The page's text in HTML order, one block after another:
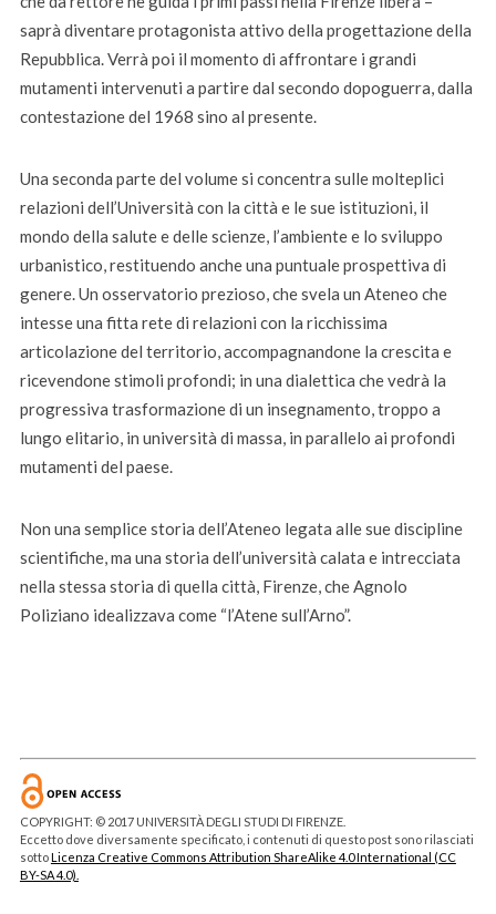
saprà diventare protagonista attivo della progettazione della
Repubblica. Verrà poi il momento di affrontare i grandi
mutamenti intervenuti a partire dal secondo dopoguerra, dalla
contestazione del 1968 sino al presente.
Una seconda parte del volume si concentra sulle molteplici
relazioni dell’Università con la città e le sue istituzioni, il
mondo della salute e delle scienze, l’ambiente e lo sviluppo
urbanistico, restituendo anche una puntuale prospettiva di
genere. Un osservatorio prezioso, che svela un Ateneo che
intesse una fitta rete di relazioni con la ricchissima
articolazione del territorio, accompagnandone la crescita e
ricevendone stimoli profondi; in una dialettica che vedrà la
progressiva trasformazione di un insegnamento, troppo a
lungo elitario, in università di massa, in parallelo ai profondi
mutamenti del paese.
Non una semplice storia dell’Ateneo legata alle sue discipline
scientifiche, ma una storia dell’università calata e intrecciata
nella stessa storia di quella città, Firenze, che Agnolo
Poliziano idealizzava come “l’Atene sull’Arno”.
COPYRIGHT: © 2017 UNIVERSITÀ DEGLI STUDI DI FIRENZE.
Eccetto dove diversamente specificato, i contenuti di questo post sono rilasciati
sottoLicenza Creative Commons Attribution ShareAlike 4.0 International (CC
BY-SA 4.0).